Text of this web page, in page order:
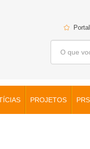
PROJETOS